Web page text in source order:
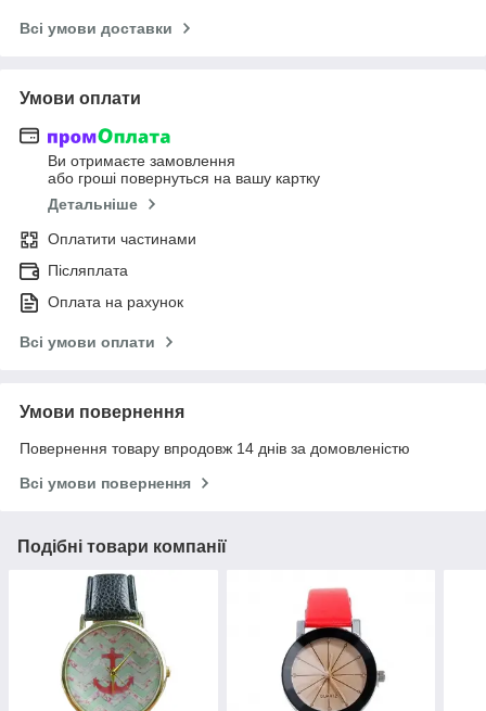
Всі умови доставки
Умови оплати
Ви отримаєте замовлення
або гроші повернуться на вашу картку
Детальніше
Оплатити частинами
Післяплата
Оплата на рахунок
Всі умови оплати
Умови повернення
Повернення товару впродовж 14 днів за домовленістю
Всі умови повернення
Подібні товари компанії